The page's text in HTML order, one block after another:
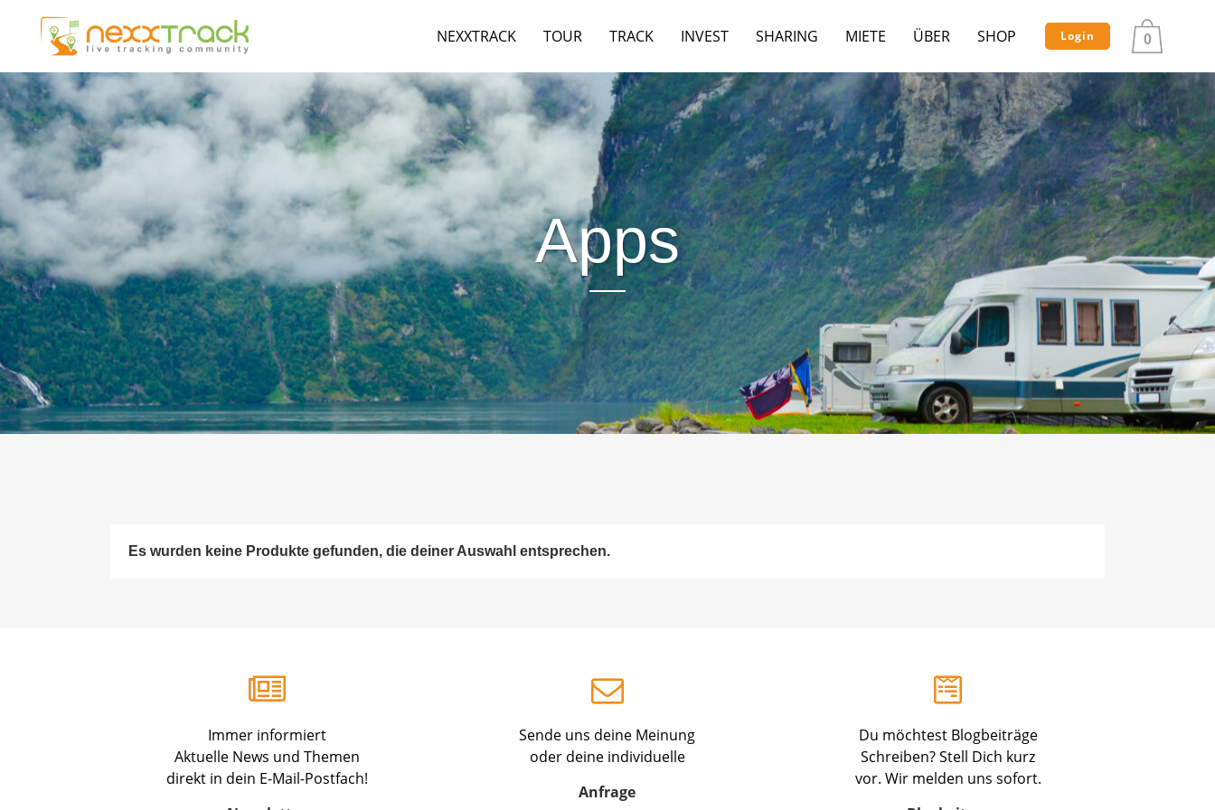
Login 0
NEXXTRACK TOUR TRACK INVEST SHARING MIETE ÜBER SHOP
Apps
Es wurden keine Produkte gefunden, die deiner Auswahl entsprechen.
Immer informiert
Aktuelle News und Themen
direkt in dein E-Mail-Postfach!
Sende uns deine Meinung
oder deine individuelle
Anfrage
Du möchtest Blogbeiträge
Schreiben? Stell Dich kurz
vor. Wir melden uns sofort.